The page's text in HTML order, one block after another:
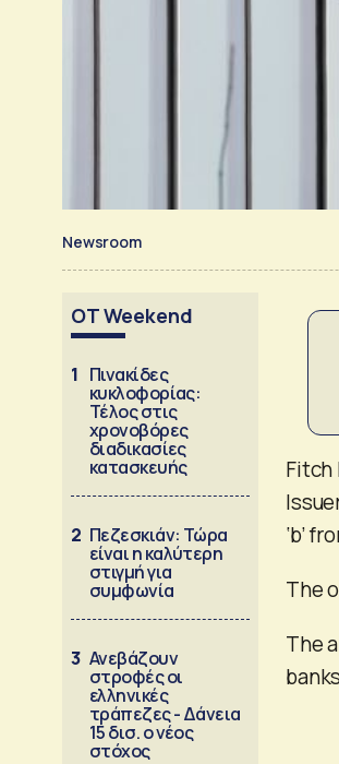
Newsroom
OT Weekend
1 Πινακίδες
κυκλοφορίας:
Τέλος στις
χρονοβόρες
διαδικασίες
κατασκευής
2 Πεζεσκιάν: Τώρα
είναι η καλύτερη
στιγμή για
συμφωνία
3 Ανεβάζουν
στροφές οι
ελληνικές
τράπεζες - Δάνεια
15 δισ. ο νέος
στόχος
Fitch
‘b’
The
The